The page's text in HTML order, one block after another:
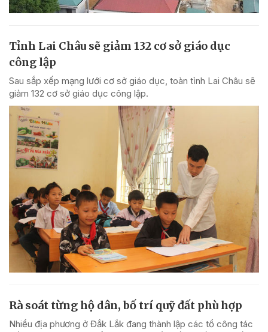
Tỉnh Lai Châu sẽ giảm 132 cơ sở giáo dục
công lập
Sau sắp xếp mạng lưới cơ sở giáo dục, toàn tỉnh Lai Châu sẽ
giảm 132 cơ sở giáo dục công lập.
Rà soát từng hộ dân, bố trí quỹ đất phù hợp
Nhiều địa phương ở Đắk Lắk đang thành lập các tổ công tác